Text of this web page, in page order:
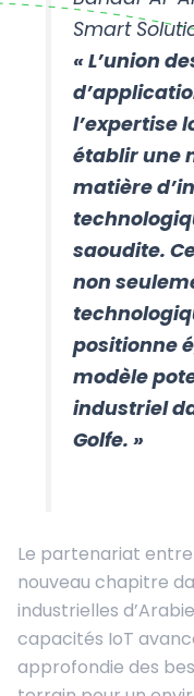
Smart
« L’union
l’expertise
établir une
matière
saoudite.
non
positionne
modèle
industriel
Golfe. »
Le partenariat
nouveau chapitre
industrielles
capacités IoT
approfondie des